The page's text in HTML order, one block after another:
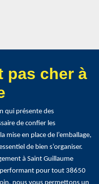
pas cher à
qui présente des
de confier les
mise en place de l’emballage,
de bien s’organiser.
à Saint Guillaume
performant pour tout 38650